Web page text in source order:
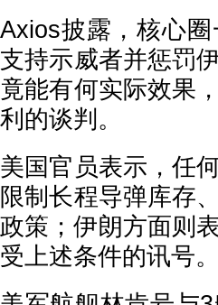
Axios披露，核心
支持示威者并惩罚
竟能有何实际效果
利的谈判。
美国官员表示，任
限制长程导弹库存
政策；伊朗方面则
受上述条件的讯号。